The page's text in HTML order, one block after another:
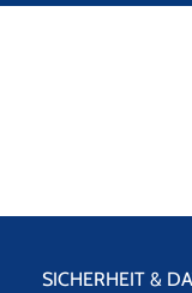
SICHERHEIT &